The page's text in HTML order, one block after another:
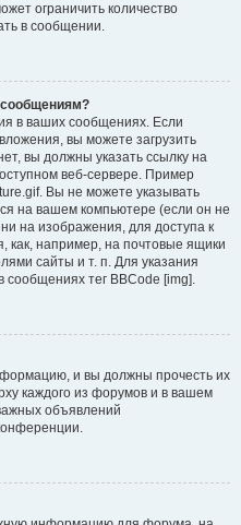
ограничить количество
в сообщении.
сообщениям?
в ваших сообщениях. Если
вы можете загрузить
вы должны указать ссылку на
веб-сервере. Пример
Вы не можете указывать
на вашем компьютере (если он не
на изображения, для доступа к
как, например, на почтовые ящики
сайты и т. п. Для указания
сообщениях тег BBCode [img].
и вы должны прочесть их
каждого из форумов и в вашем
объявлений